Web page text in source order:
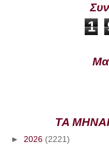
1
ΤΑ
►2026 (2221)